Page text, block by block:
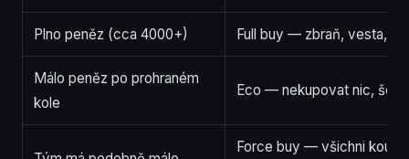
Plno peněz (cca 4000+) Full buy — zbraň, vesta,
Málo peněz po prohraném
kole
Eco — nekupovat nic,
Force buy — všichni koupí